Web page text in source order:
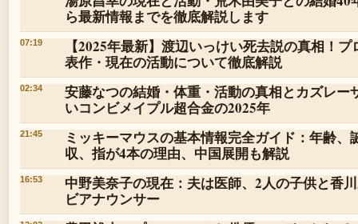
ら最新情報までを徹底解説します
07:19
【2025年最新】渡辺いっけい死去説の真相！
表作・現在の活動について徹底解説
02:34
安藤なつの結婚・体重・活動の真相とカズレー
いコンビメイプル超合金の2025年
21:45
ミッキーマウスの基本情報完全ガイド：年齢
収、指が4本の理由、中国展開も解説
16:53
中野美奈子の現在：夫は医師、2人の子供と香
ビアナウンサー